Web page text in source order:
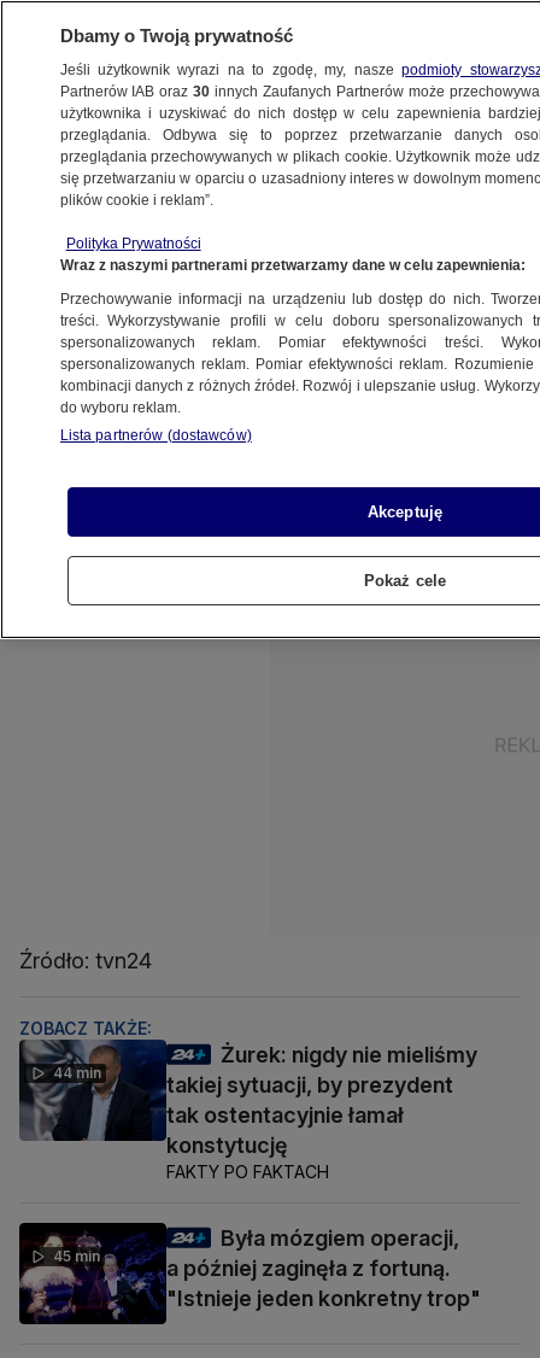
PROGRAMY
30.03.2018, 05:14
Udostępnij
Na tę chwilę naukowcy czekają od ponad 60 lat i
jest szansa, że w końcu nadejdzie historyczna
chwila. Sonda już jest, teraz trwają ostatnie
podróż w tej całej misji może być najbardziej
skomplikowana.
Źródło: tvn24
ZOBACZ TAKŻE:
44 min
Żurek: nigdy nie mieliśmy
takiej sytuacji, by prezydent
tak ostentacyjnie łamał
konstytucję
FAKTY PO FAKTACH
45 min
Była mózgiem operacji,
a później zaginęła z fortuną.
"Istnieje jeden konkretny trop"
Dbamy o Twoją prywatność
Jeśli użytkownik wyrazi na to zgodę, my, naszepodmioty
Partnerów IAB oraz30 innych Zaufanych Partnerów może
użytkownika i uzyskiwać do nich dostęp w celu zapewnienia
przeglądania. Odbywa się to poprzez przetwarzanie danych
przeglądania przechowywanych w plikach cookie. Użytkownik może
się przetwarzaniu w oparciu o uzasadniony interes w dowolnym
plików cookie i reklam”.
Polityka Prywatności
Wraz z naszymi partnerami przetwarzamy dane w celu zapewnienia:
Przechowywanie informacji na urządzeniu lub dostęp do nich.
treści. Wykorzystywanie profili w celu doboru spersonalizowanych
spersonalizowanych reklam. Pomiar efektywności treści.
spersonalizowanych reklam. Pomiar efektywności reklam.
kombinacji danych z różnych źródeł. Rozwój i ulepszanie usług.
do wyboru reklam.
Lista partnerów (dostawców)
Akceptuję
Pokaż cele